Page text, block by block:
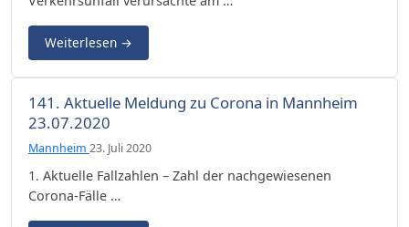
Weiterlesen →
141. Aktuelle Meldung zu Corona in Mannheim
23.07.2020
Mannheim 23. Juli 2020
1. Aktuelle Fallzahlen – Zahl der nachgewiesenen
Corona-Fälle …